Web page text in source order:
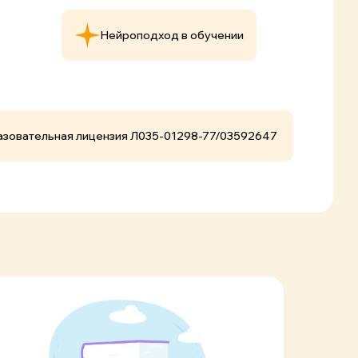
Нейроподход в обучении
лицензия Л035-01298-77/03592647